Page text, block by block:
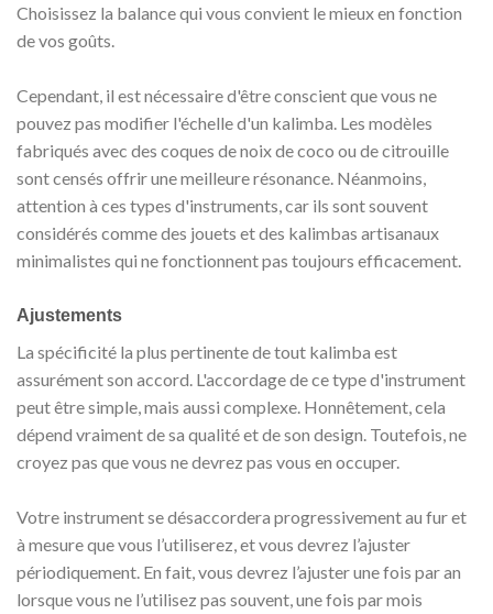
Choisissez la balance qui vous convient le mieux en fonction
de vos goûts.
Cependant, il est nécessaire d'être conscient que vous ne
pouvez pas modifier l'échelle d'un kalimba. Les modèles
fabriqués avec des coques de noix de coco ou de citrouille
sont censés offrir une meilleure résonance. Néanmoins,
attention à ces types d'instruments, car ils sont souvent
considérés comme des jouets et des kalimbas artisanaux
minimalistes qui ne fonctionnent pas toujours efficacement.
Ajustements
La spécificité la plus pertinente de tout kalimba est
assurément son accord. L'accordage de ce type d'instrument
peut être simple, mais aussi complexe. Honnêtement, cela
dépend vraiment de sa qualité et de son design. Toutefois, ne
croyez pas que vous ne devrez pas vous en occuper.
Votre instrument se désaccordera progressivement au fur et
à mesure que vous l’utiliserez, et vous devrez l’ajuster
périodiquement. En fait, vous devrez l’ajuster une fois par an
lorsque vous ne l’utilisez pas souvent, une fois par mois